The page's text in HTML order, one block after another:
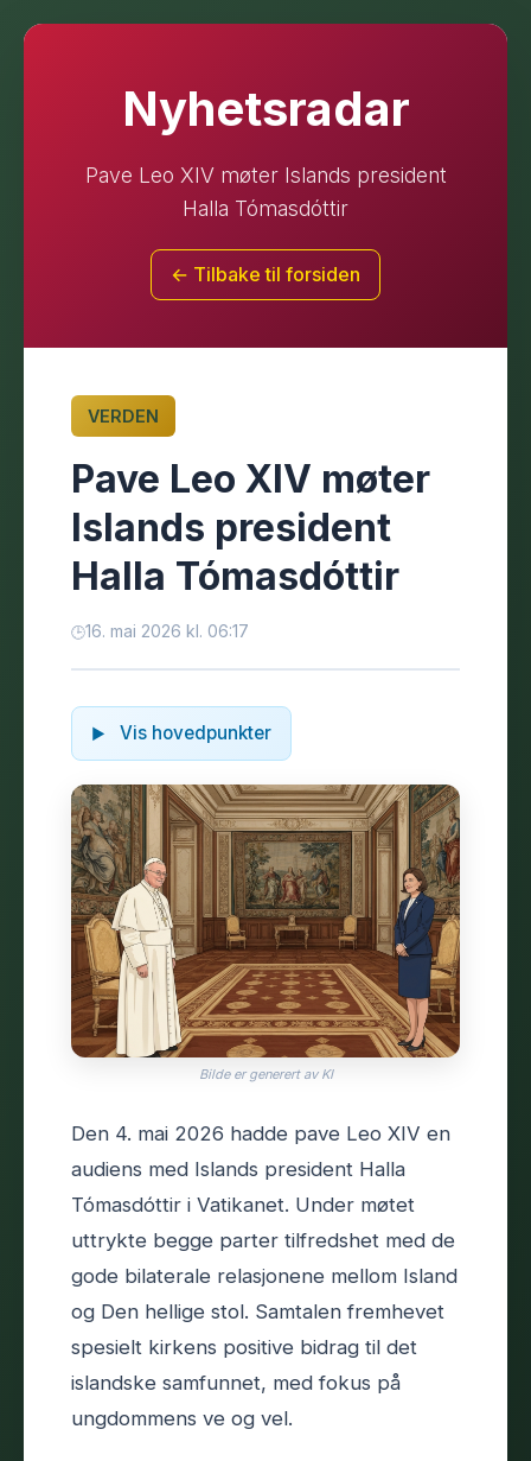
Nyhetsradar
Pave Leo XIV møter Islands president
Halla Tómasdóttir
← Tilbake til forsiden
VERDEN
Pave Leo XIV møter
Islands president
Halla Tómasdóttir
16. mai 2026 kl. 06:17
Vis hovedpunkter
Bilde er generert av KI
Den 4. mai 2026 hadde pave Leo XIV en
audiens med Islands president Halla
Tómasdóttir i Vatikanet. Under møtet
uttrykte begge parter tilfredshet med de
gode bilaterale relasjonene mellom Island
og Den hellige stol. Samtalen fremhevet
spesielt kirkens positive bidrag til det
islandske samfunnet, med fokus på
ungdommens ve og vel.